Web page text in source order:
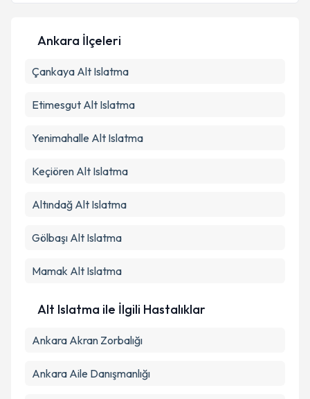
Metni'ni okudum ve kişisel verilerimin belirtilen
kapsamda işlenmesini kabul ediyorum.
Ankara İlçeleri
Çankaya Alt Islatma
Etimesgut Alt Islatma
Yenimahalle Alt Islatma
Keçiören Alt Islatma
Altındağ Alt Islatma
Gölbaşı Alt Islatma
Mamak Alt Islatma
Alt Islatma ile İlgili Hastalıklar
Ankara Akran Zorbalığı
Ankara Aile Danışmanlığı